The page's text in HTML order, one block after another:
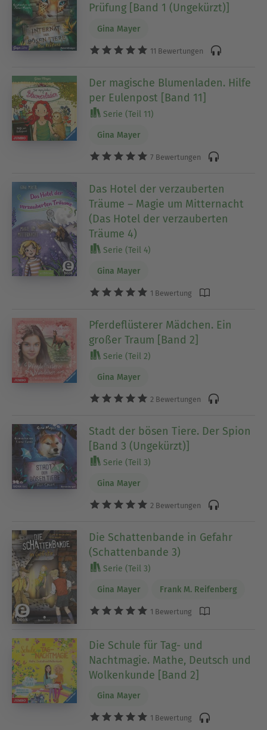
Prüfung [Band 1 (Ungekürzt)]
Gina Mayer
11 Bewertungen
Der magische Blumenladen. Hilfe
per Eulenpost [Band 11]
Serie (Teil 11)
Gina Mayer
7 Bewertungen
Das Hotel der verzauberten
Träume – Magie um Mitternacht
(Das Hotel der verzauberten
Träume 4)
Serie (Teil 4)
Gina Mayer
1 Bewertung
Pferdeflüsterer Mädchen. Ein
großer Traum [Band 2]
Serie (Teil 2)
Gina Mayer
2 Bewertungen
Stadt der bösen Tiere. Der Spion
[Band 3 (Ungekürzt)]
Serie (Teil 3)
Gina Mayer
2 Bewertungen
Die Schattenbande in Gefahr
(Schattenbande 3)
Serie (Teil 3)
Gina Mayer Frank M. Reifenberg
1 Bewertung
Die Schule für Tag- und
Nachtmagie. Mathe, Deutsch und
Wolkenkunde [Band 2]
Gina Mayer
1 Bewertung